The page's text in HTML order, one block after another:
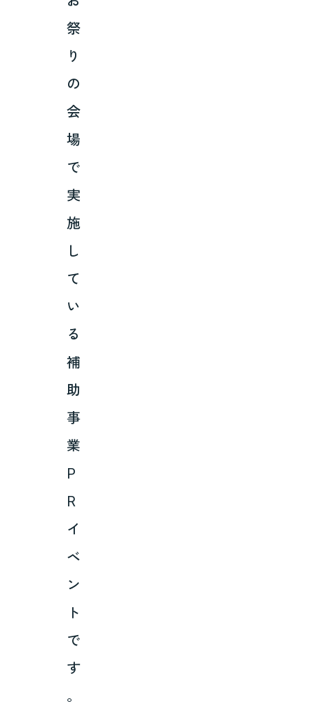
祭
り
の
会
場
で
実
施
し
て
い
る
補
助
事
業
P
R
イ
ベ
ン
ト
で
す
。